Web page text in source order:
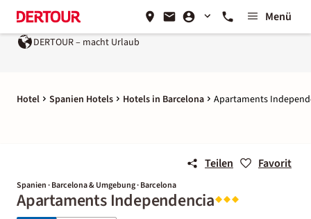
Menü
DERTOUR – macht Urlaub
Hotel Spanien Hotels Hotels in Barcelona Apartaments
Teilen Favorit
Spanien · Barcelona & Umgebung · Barcelona
Apartaments Independencia